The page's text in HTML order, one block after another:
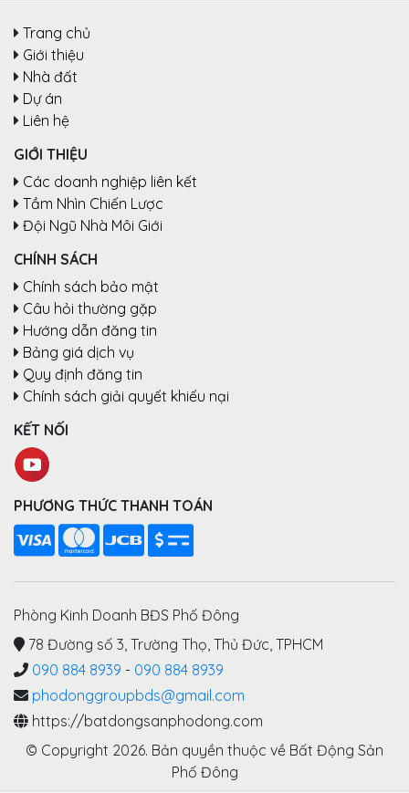
Trang chủ
Giới thiệu
Nhà đất
Dự án
Liên hệ
GIỚI THIỆU
Các doanh nghiệp liên kết
Tầm Nhìn Chiến Lược
Đội Ngũ Nhà Môi Giới
CHÍNH SÁCH
Chính sách bảo mật
Câu hỏi thường gặp
Hướng dẫn đăng tin
Bảng giá dịch vụ
Quy định đăng tin
Chính sách giải quyết khiếu nại
KẾT NỐI
PHƯƠNG THỨC THANH TOÁN
Phòng Kinh Doanh BĐS Phố Đông
78 Đường số 3, Trường Thọ, Thủ Đức, TPHCM
090 884 8939 - 090 884 8939
phodonggroupbds@gmail.com
https://batdongsanphodong.com
© Copyright 2026. Bản quyền thuộc về Bất Động Sản
Phố Đông